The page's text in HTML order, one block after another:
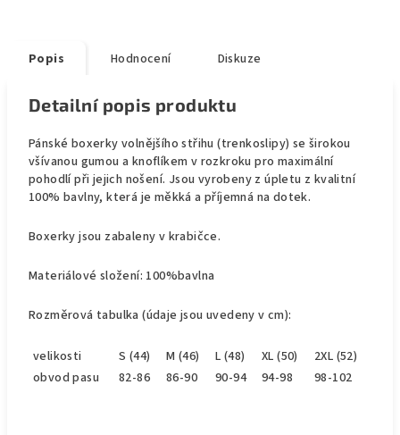
Popis Hodnocení Diskuze
Detailní popis produktu
Pánské boxerky volnějšího střihu (trenkoslipy) se širokou
všívanou gumou a knoflíkem v rozkroku pro maximální
pohodlí při jejich nošení. Jsou vyrobeny z úpletu z kvalitní
100% bavlny, která je měkká a příjemná na dotek.
Boxerky jsou zabaleny v krabičce.
Materiálové složení: 100%bavlna
Rozměrová tabulka (údaje jsou uvedeny v cm):
velikosti S (44) M (46) L (48) XL (50)
2XL (52)
obvod pasu
82-86 86-90 90-94 94-98 98-102